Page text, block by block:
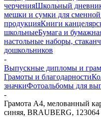
черченияШкольный
мешки и сумки для сменной
продукцияКниги
школьныеБумага и
настольные наборы,
дошкольников
-
Выпускные дипломы и
Грамоты и благодарности
значкиФотоальбомы для
-
Грамота А4, мелованный
синяя, BRAUBERG, 123064